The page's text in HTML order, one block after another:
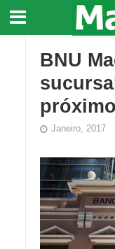
BNU
Janeiro, 2017